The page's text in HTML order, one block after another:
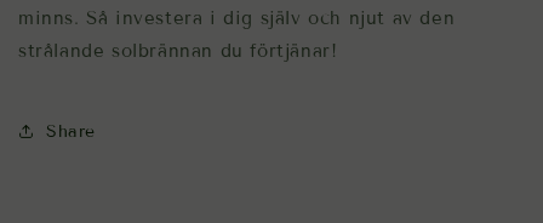
minns. Så investera i dig själv och njut av den
strålande solbrännan du förtjänar!
Share